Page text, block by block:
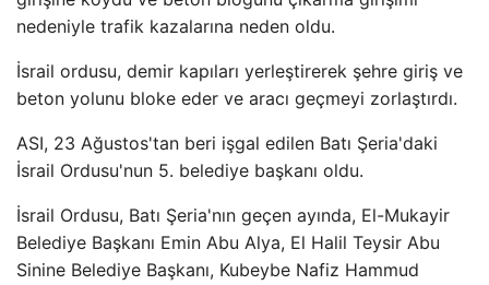
nedeniyle trafik kazalarına neden oldu.
İsrail ordusu, demir kapıları yerleştirerek şehre giriş ve
beton yolunu bloke eder ve aracı geçmeyi zorlaştırdı.
ASI, 23 Ağustos'tan beri işgal edilen Batı Şeria'daki
İsrail Ordusu'nun 5. belediye başkanı oldu.
İsrail Ordusu, Batı Şeria'nın geçen ayında, El-Mukayir
Belediye Başkanı Emin Abu Alya, El Halil Teysir Abu
Sinine Belediye Başkanı, Kubeybe Nafiz Hammud